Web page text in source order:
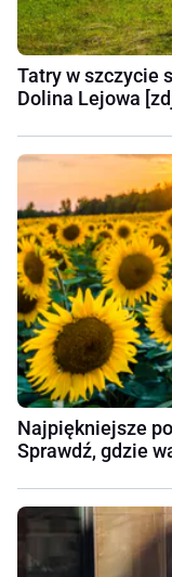
Tatry w szczycie
Dolina Lejowa
Najpiękniejsze
Sprawdź, gdzie